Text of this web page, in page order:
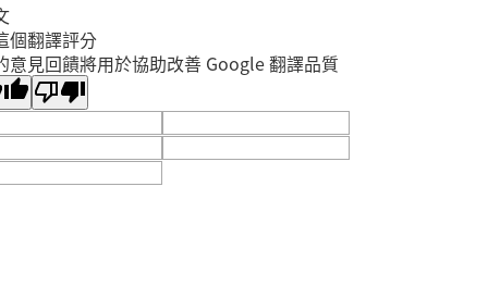
個翻譯評分
意見回饋將用於協助改善 Google 翻譯品質